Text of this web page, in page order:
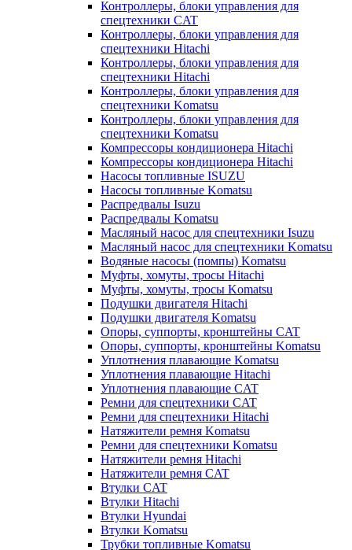
Контроллеры, блоки управления для
спецтехники CAT
Контроллеры, блоки управления для
спецтехники Hitachi
Контроллеры, блоки управления для
спецтехники Hitachi
Контроллеры, блоки управления для
спецтехники Komatsu
Контроллеры, блоки управления для
спецтехники Komatsu
Компрессоры кондиционера Hitachi
Компрессоры кондиционера Hitachi
Насосы топливные ISUZU
Насосы топливные Komatsu
Распредвалы Isuzu
Распредвалы Komatsu
Масляный насос для спецтехники Isuzu
Масляный насос для спецтехники Komatsu
Водяные насосы (помпы) Komatsu
Муфты, хомуты, тросы Hitachi
Муфты, хомуты, тросы Komatsu
Подушки двигателя Hitachi
Подушки двигателя Komatsu
Опоры, суппорты, кронштейны CAT
Опоры, суппорты, кронштейны Komatsu
Уплотнения плавающие Komatsu
Уплотнения плавающие Hitachi
Уплотнения плавающие CAT
Ремни для спецтехники CAT
Ремни для спецтехники Hitachi
Натяжители ремня Komatsu
Ремни для спецтехники Komatsu
Натяжители ремня Hitachi
Натяжители ремня CAT
Втулки CAT
Втулки Hitachi
Втулки Hyundai
Втулки Komatsu
Трубки топливные Komatsu